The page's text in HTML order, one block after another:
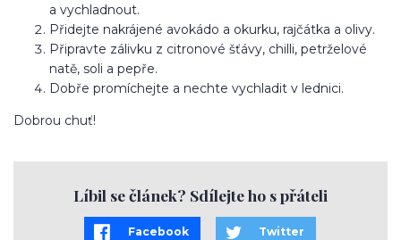
a vychladnout.
Přidejte nakrájené avokádo a okurku, rajčátka a olivy.
Připravte zálivku z citronové šťávy, chilli, petrželové
natě, soli a pepře.
Dobře promíchejte a nechte vychladit v lednici.
Dobrou chuť!
Líbil se článek? Sdílejte ho s přáteli
Facebook Twitter